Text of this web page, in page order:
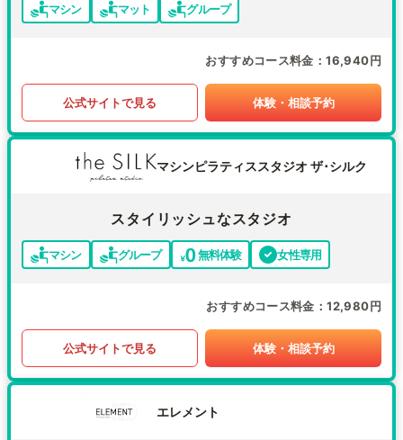
マシン マット グループ
おすすめコース料金 16,940円
公式サイトで見る 体験・相談予約
マシンピラティススタジオ ザ･シルク
スタイリッシュなスタジオ
マシン グループ 無料体験 女性専用
おすすめコース料金 12,980円
公式サイトで見る 体験・相談予約
エレメント